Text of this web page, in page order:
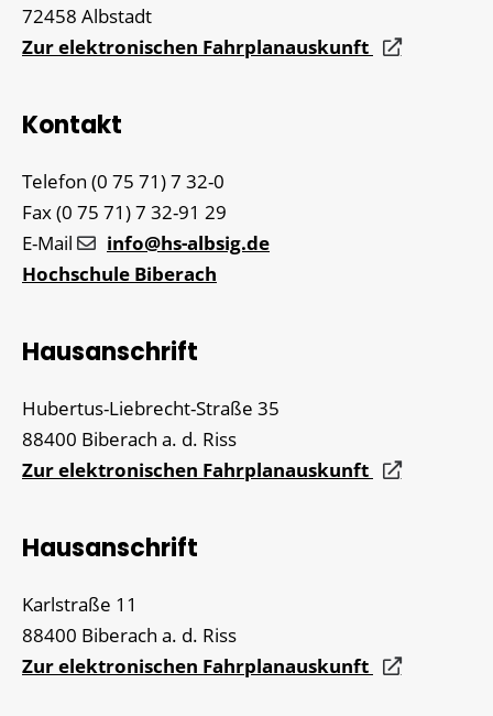
72458 Albstadt
Zur elektronischen Fahrplanauskunft
Kontakt
Telefon (0 75 71) 7 32-0
Fax(0 75 71) 7 32-91 29
E-Mail
info@hs-albsig.de
Hochschule Biberach
Hausanschrift
Hubertus-Liebrecht-Straße 35
88400 Biberach a. d. Riss
Zur elektronischen Fahrplanauskunft
Hausanschrift
Karlstraße 11
88400 Biberach a. d. Riss
Zur elektronischen Fahrplanauskunft